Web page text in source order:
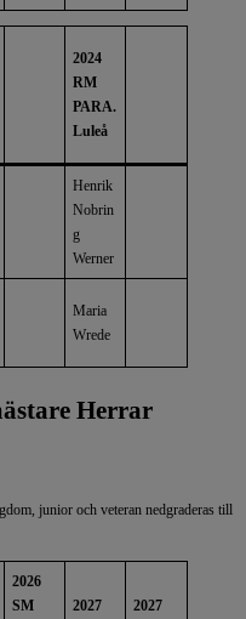
2024
RM
PARA.
Luleå
Henrik
Nobrin
g
Werner
Maria
Wrede
Herrar
junior och veteran nedgraderas till
2026
SM
2027
2027